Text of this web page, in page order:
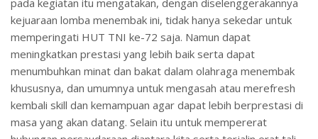
kejuaraan lomba menembak ini, tidak hanya sekedar untuk
memperingati HUT TNI ke-72 saja. Namun dapat
meningkatkan prestasi yang lebih baik serta dapat
menumbuhkan minat dan bakat dalam olahraga menembak
khususnya, dan umumnya untuk mengasah atau merefresh
kembali skill dan kemampuan agar dapat lebih berprestasi di
masa yang akan datang. Selain itu untuk mempererat